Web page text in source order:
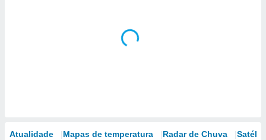
Atualidade Mapas de temperatura Radar de Chuva